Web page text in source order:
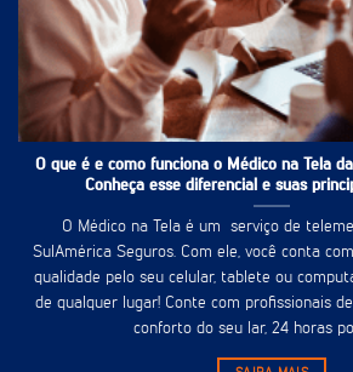
O que é e como funciona o Médico na Tela
Conheça esse diferencial e suas
O Médico na Tela é um serviço de
SulAmérica Seguros. Com ele, você conta
qualidade pelo seu celular, tablete ou
de qualquer lugar! Conte com profissionais
conforto do seu lar, 24 horas